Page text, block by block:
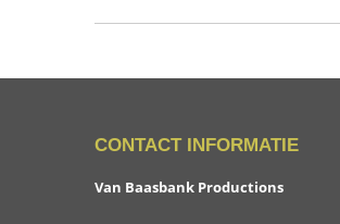
CONTACT INFORMATIE
Van Baasbank Productions